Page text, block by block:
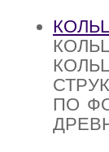
ПО